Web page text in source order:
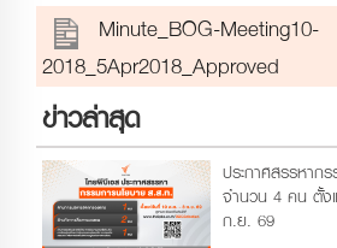
Minute_BOG-Meeting10-
2018_5Apr2018_Approved
ข่าวล่าสุด
ประกาศสรรหาก
จำนวน 4 คน ตั้
ก.ย. 69